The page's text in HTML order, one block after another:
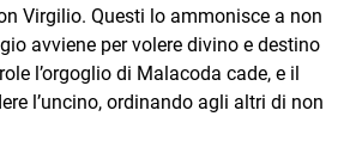
Virgilio. Questi lo ammonisce a non
avviene per volere divino e destino
l’orgoglio di Malacoda cade, e il
l’uncino, ordinando agli altri di non